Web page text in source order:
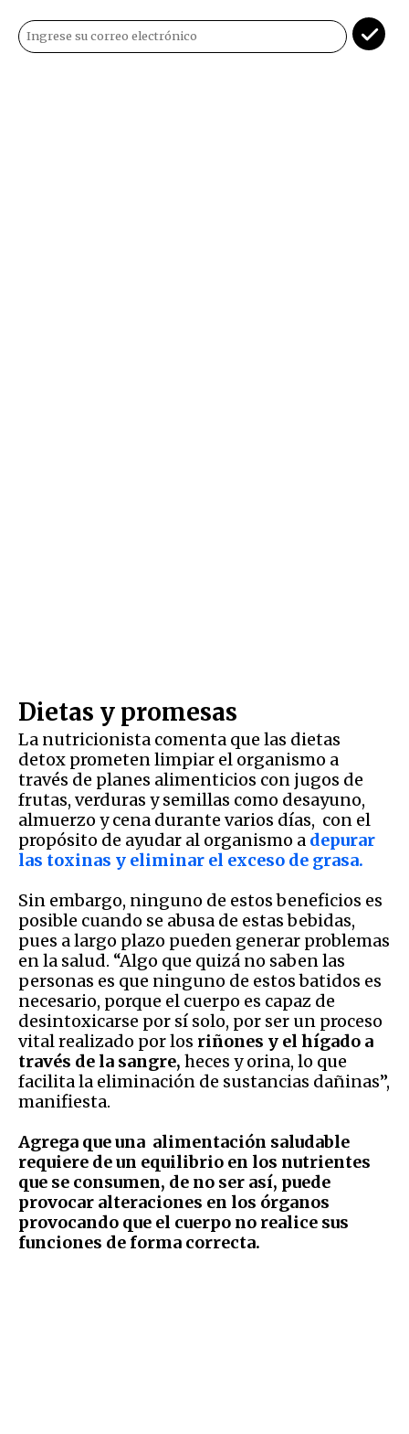
Dietas y promesas
La nutricionista comenta que las dietas
detox prometen limpiar el organismo a
través de planes alimenticios con jugos de
frutas, verduras y semillas como desayuno,
almuerzo y cena durante varios días, con el
propósito de ayudar al organismo a depurar
las toxinas y eliminar el exceso de grasa.
Sin embargo, ninguno de estos beneficios es
posible cuando se abusa de estas bebidas,
pues a largo plazo pueden generar problemas
en la salud. “Algo que quizá no saben las
personas es que ninguno de estos batidos es
necesario, porque el cuerpo es capaz de
desintoxicarse por sí solo, por ser un proceso
vital realizado por los riñones y el hígado a
través de la sangre, heces y orina, lo que
facilita la eliminación de sustancias dañinas”,
manifiesta.
Agrega que una alimentación saludable
requiere de un equilibrio en los nutrientes
que se consumen, de no ser así, puede
provocar alteraciones en los órganos
provocando que el cuerpo no realice sus
funciones de forma correcta.